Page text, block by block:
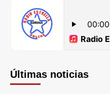
Últimas noticias